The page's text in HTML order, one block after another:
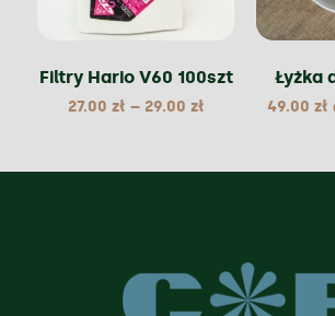
Filtry Hario V60 100szt
27.00 zł – 29.00 zł
Łyżka
49.00 zł